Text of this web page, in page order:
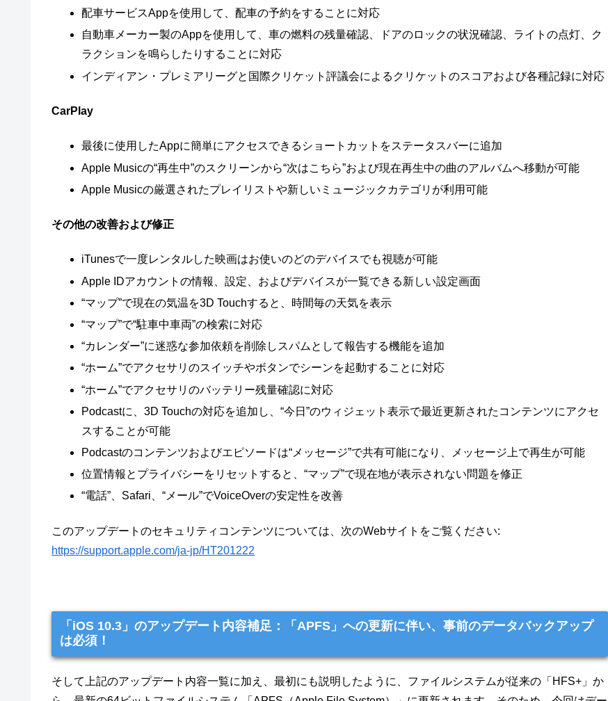
配車サービスAppを使用して、配車の予約をすることに対応
自動車メーカー製のAppを使用して、車の燃料の残量確認、ドアのロックの状況確認、ライトの点灯、ク
ラクションを鳴らしたりすることに対応
インディアン・プレミアリーグと国際クリケット評議会によるクリケットのスコアおよび各種記録に対応
CarPlay
最後に使用したAppに簡単にアクセスできるショートカットをステータスバーに追加
Apple Musicの“再生中”のスクリーンから“次はこちら”および現在再生中の曲のアルバムへ移動が可能
Apple Musicの厳選されたプレイリストや新しいミュージックカテゴリが利用可能
その他の改善および修正
iTunesで一度レンタルした映画はお使いのどのデバイスでも視聴が可能
Apple IDアカウントの情報、設定、およびデバイスが一覧できる新しい設定画面
“マップ”で現在の気温を3D Touchすると、時間毎の天気を表示
“マップ”で“駐車中車両”の検索に対応
“カレンダー”に迷惑な参加依頼を削除しスパムとして報告する機能を追加
“ホーム”でアクセサリのスイッチやボタンでシーンを起動することに対応
“ホーム”でアクセサリのバッテリー残量確認に対応
Podcastに、3D Touchの対応を追加し、“今日”のウィジェット表示で最近更新されたコンテンツにアクセ
スすることが可能
Podcastのコンテンツおよびエピソードは“メッセージ”で共有可能になり、メッセージ上で再生が可能
位置情報とプライバシーをリセットすると、“マップ”で現在地が表示されない問題を修正
“電話”、Safari、“メール”でVoiceOverの安定性を改善
このアップデートのセキュリティコンテンツについては、次のWebサイトをご覧ください:
https://support.apple.com/ja-jp/HT201222
「iOS 10.3」のアップデート内容補足：「APFS」への更新に伴い、事前のデータバックアップ
は必須！
そして上記のアップデート内容一覧に加え、最初にも説明したように、ファイルシステムが従来の「HFS+」か